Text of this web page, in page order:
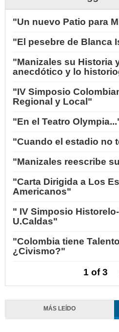
"Un nuevo Patio para
"El pesebre de Blanca
"Manizales su Historia
anecdótico y lo
"IV Simposio
Regional y Local"
"En el Teatro
"Cuando el estadio no
"Manizales reescribe
"Carta Dirigida a Los
Americanos"
" IV Simposio
U.Caldas"
"Colombia tiene
¿Civismo?"
1 of 3
MÁS LEÍDO